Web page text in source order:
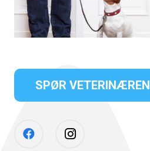
SPØR VETERINÆREN